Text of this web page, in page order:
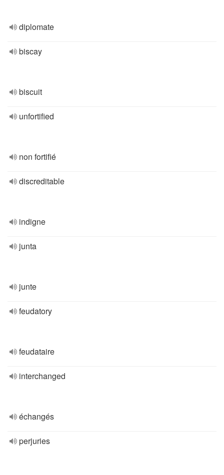
diplomate
biscay
biscuit
unfortified
non fortifié
discreditable
indigne
junta
junte
feudatory
feudataire
interchanged
échangés
perjuries